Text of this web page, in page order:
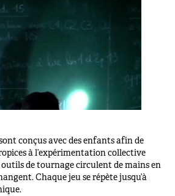
conçus avec des enfants afin de
à l’expérimentation collective
outils de tournage circulent de mains en
Chaque jeu se répète jusqu’à